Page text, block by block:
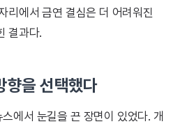
리에서 금연 결심은 더 어려워진
결과다.
향을 선택했다
에서 눈길을 끈 장면이 있었다. 개